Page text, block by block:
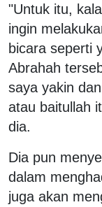
"Untuk itu,
ingin
bicara seperti
Abrahah
saya yakin
atau baitullah
dia.
Dia pun
dalam
juga akan